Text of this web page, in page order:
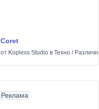
Coret
от Koplexs Studio в Техно /
Реклама